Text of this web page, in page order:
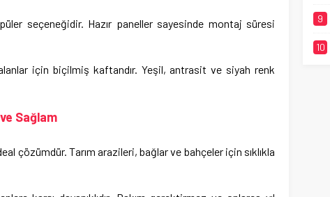
seçeneğidir. Hazır paneller sayesinde montaj süresi
için biçilmiş kaftandır. Yeşil, antrasit ve siyah renk
Sağlam
çözümdür. Tarım arazileri, bağlar ve bahçeler için sıklıkla
9
10